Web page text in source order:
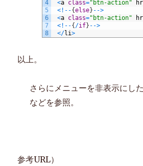
4
5
6
7
8
<a class="btn-action"
< ! --{else} -->
<a class="btn-action"
< ! --{ /if} -->
</li>
以上。
さらにメニューを非表示にし
などを参照。
参考URL）